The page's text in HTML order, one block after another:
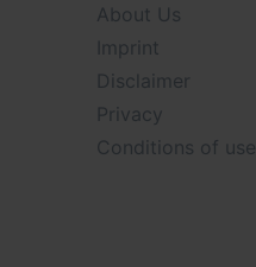
About Us
Imprint
Disclaimer
Privacy
Conditions of use